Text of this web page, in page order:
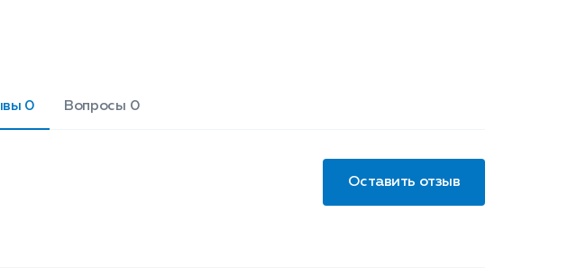
кожи,
Пантенол
0 Вопросы 0
Оставить отзыв